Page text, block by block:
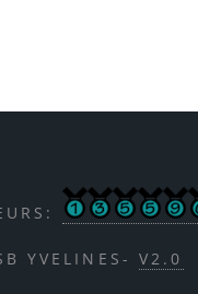
YVELINES-V2.0